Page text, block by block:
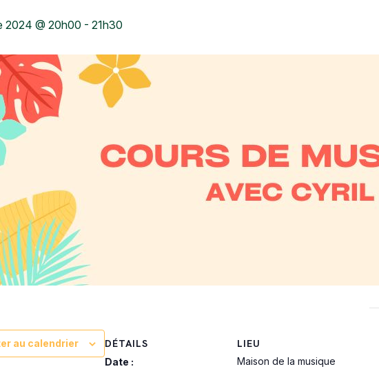
2024 @ 20h00 - 21h30
au calendrier DÉTAILS
Date :
LIEU
Maison de la musique